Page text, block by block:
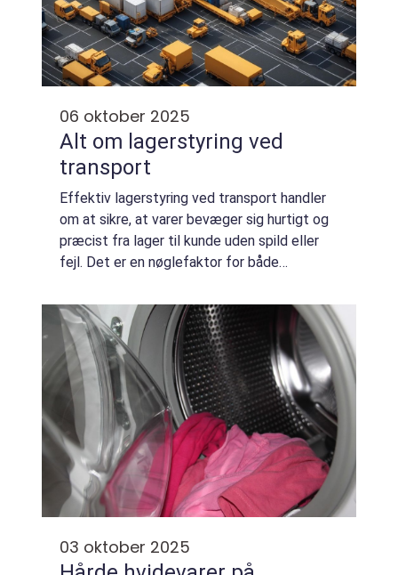
06 oktober 2025
Alt om lagerstyring ved
transport
Effektiv lagerstyring ved transport handler
om at sikre, at varer bevæger sig hurtigt og
præcist fra lager til kunde uden spild eller
fejl. Det er en nøglefaktor for både
Når vi t...
03 oktober 2025